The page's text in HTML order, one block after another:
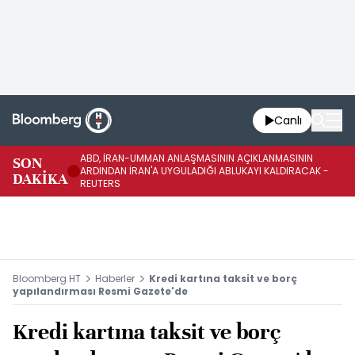
Canlı
SON
DAKİKA
ABD, İRAN-UMMAN ANLAŞMASININ AÇIKLANMASININ
ARDINDAN İRAN'A UYGULADIĞI ABLUKAYI KALDIRACAK -
REUTERS
Bloomberg HT Haberler
Kredi kartına taksit ve borç
yapılandırması Resmi Gazete'de
Kredi kartına taksit ve borç